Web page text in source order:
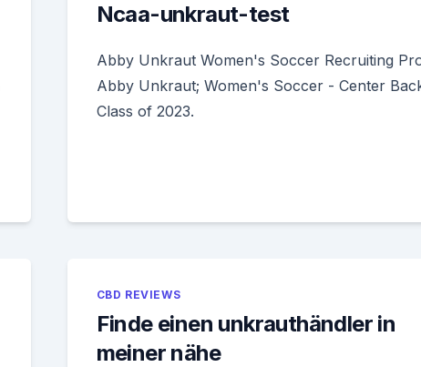
Ncaa-unkraut-test
Abby Unkraut Women's Soccer Recruiting
Abby Unkraut; Women's Soccer - Center
Class of 2023.
CBD REVIEWS
Finde einen unkrauthändler in
meiner nähe